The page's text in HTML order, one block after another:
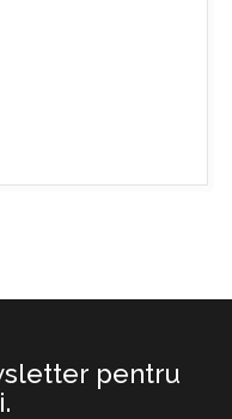
pentru